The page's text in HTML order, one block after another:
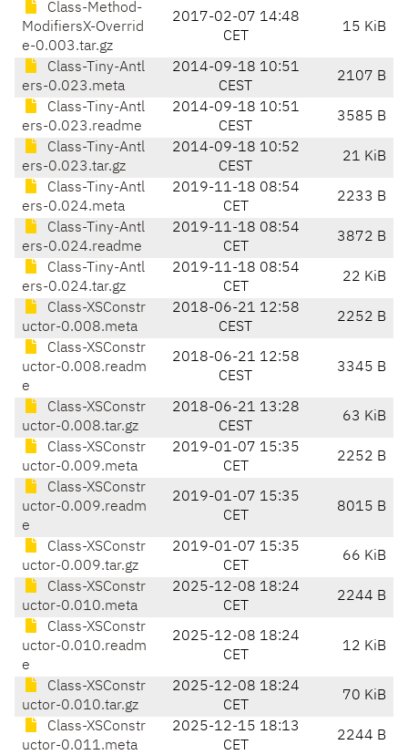
Class-Method-
ModifiersX-Overrid
e-0.003.tar.gz
2017-02-07 14:48
CET
15 KiB
Class-Tiny-Antl
ers-0.023.meta
2014-09-18 10:51
CEST
2107 B
Class-Tiny-Antl
ers-0.023.readme
2014-09-18 10:51
CEST
3585 B
Class-Tiny-Antl
ers-0.023.tar.gz
2014-09-18 10:52
CEST
21 KiB
Class-Tiny-Antl
ers-0.024.meta
2019-11-18 08:54
CET
2233 B
Class-Tiny-Antl
ers-0.024.readme
2019-11-18 08:54
CET
3872 B
Class-Tiny-Antl
ers-0.024.tar.gz
2019-11-18 08:54
CET
22 KiB
Class-XSConstr
uctor-0.008.meta
2018-06-21 12:58
CEST
2252 B
Class-XSConstr
uctor-0.008.readm
e
2018-06-21 12:58
CEST
3345 B
Class-XSConstr
uctor-0.008.tar.gz
2018-06-21 13:28
CEST
63 KiB
Class-XSConstr
uctor-0.009.meta
2019-01-07 15:35
CET
2252 B
Class-XSConstr
uctor-0.009.readm
e
2019-01-07 15:35
CET
8015 B
Class-XSConstr
uctor-0.009.tar.gz
2019-01-07 15:35
CET
66 KiB
Class-XSConstr
uctor-0.010.meta
2025-12-08 18:24
CET
2244 B
Class-XSConstr
uctor-0.010.readm
e
2025-12-08 18:24
CET
12 KiB
Class-XSConstr
uctor-0.010.tar.gz
2025-12-08 18:24
CET
70 KiB
Class-XSConstr
uctor-0.011.meta
2025-12-15 18:13
CET
2244 B